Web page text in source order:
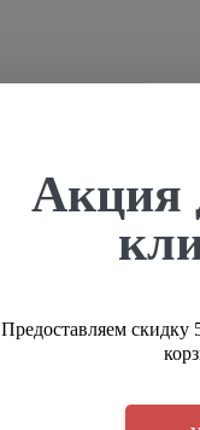
Акция
Предоставляем скидку